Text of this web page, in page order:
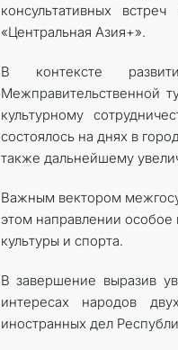
консультативных
«Центральная Азия+».
В контексте
Межправительственной
культурному
состоялось на днях в
также дальнейшему
Важным вектором
этом направлении особое
культуры и спорта.
В завершение выразив
интересах народов
иностранных дел